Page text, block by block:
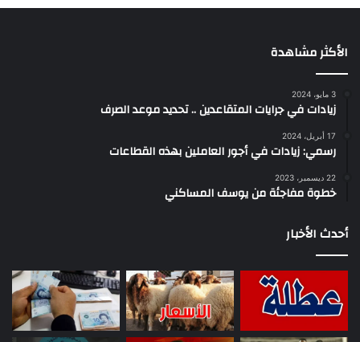
الأكثر مشاهدة
3 مايو، 2024
زيادات في جرايات المتقاعدين .. تحديد موعد الصرف
17 أبريل، 2024
رسمي: زيادات في أجور العاملين بهذه القطاعات
22 ديسمبر، 2023
خطوة مفاجئة من يوسف المساكني
أحدث الأخبار